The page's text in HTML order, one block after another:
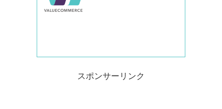
スポンサーリンク